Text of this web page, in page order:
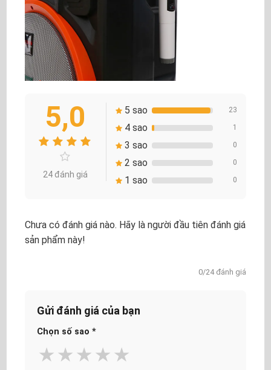
5,0
24 đánh giá
5 sao 23
4 sao 1
3 sao 0
2 sao 0
1 sao 0
Chưa có đánh giá nào. Hãy là người đầu tiên đánh giá
sản phẩm này!
0/24 đánh giá
Gửi đánh giá của bạn
Chọn số sao *
★
★
★
★
★